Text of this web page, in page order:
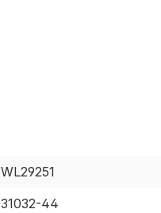
WL29251
31032-44